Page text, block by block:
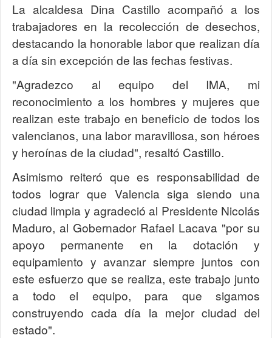
La alcaldesa Dina Castillo acompañó a los
trabajadores en la recolección de desechos,
destacando la honorable labor que realizan día
a día sin excepción de las fechas festivas.
"Agradezco al equipo del IMA, mi
reconocimiento a los hombres y mujeres que
realizan este trabajo en beneficio de todos los
valencianos, una labor maravillosa, son héroes
y heroínas de la ciudad", resaltó Castillo.
Asimismo reiteró que es responsabilidad de
todos lograr que Valencia siga siendo una
ciudad limpia y agradeció al Presidente Nicolás
Maduro, al Gobernador Rafael Lacava "por su
apoyo permanente en la dotación y
equipamiento y avanzar siempre juntos con
este esfuerzo que se realiza, este trabajo junto
a todo el equipo, para que sigamos
construyendo cada día la mejor ciudad del
estado".